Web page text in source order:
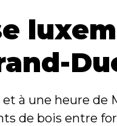
à une heure de
de bois entre